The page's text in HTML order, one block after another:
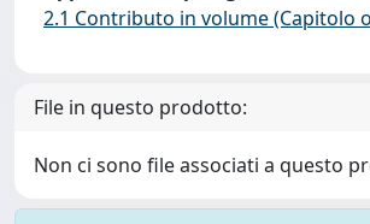
2.1 Contributo in volume (Capitolo
File in questo prodotto:
Non ci sono file associati a questo